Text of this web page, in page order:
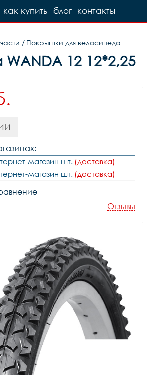
контакты
блог
как купить
/ Покрышки для велосипеда
12 12*2,25
магазин шт. (доставка)
магазин шт. (доставка)
Отзывы